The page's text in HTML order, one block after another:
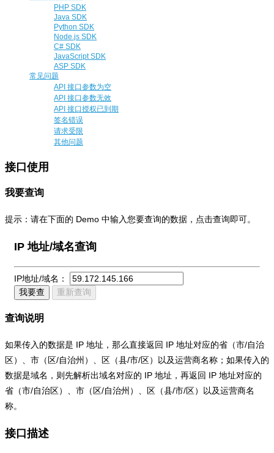
PHP SDK
Java SDK
Python SDK
Node.js SDK
C# SDK
JavaScript SDK
ASP SDK
常见问题
API 接口参数为空
API 接口参数无效
API 接口授权已到期
签名错误
请求受限
其他问题
接口使用
我要查询
提示：请在下面的 Demo 中输入您要查询的数据，点击查询即可。
IP 地址/域名查询
IP地址/域名：
我要查
重新查询
查询说明
如果传入的数据是 IP 地址，那么直接返回 IP 地址对应的省（市/自治
区）、市（区/自治州）、区（县/市/区）以及运营商名称；如果传入的
数据是域名，则先解析出域名对应的 IP 地址，再返回 IP 地址对应的
省（市/自治区）、市（区/自治州）、区（县/市/区）以及运营商名
称。
接口描述